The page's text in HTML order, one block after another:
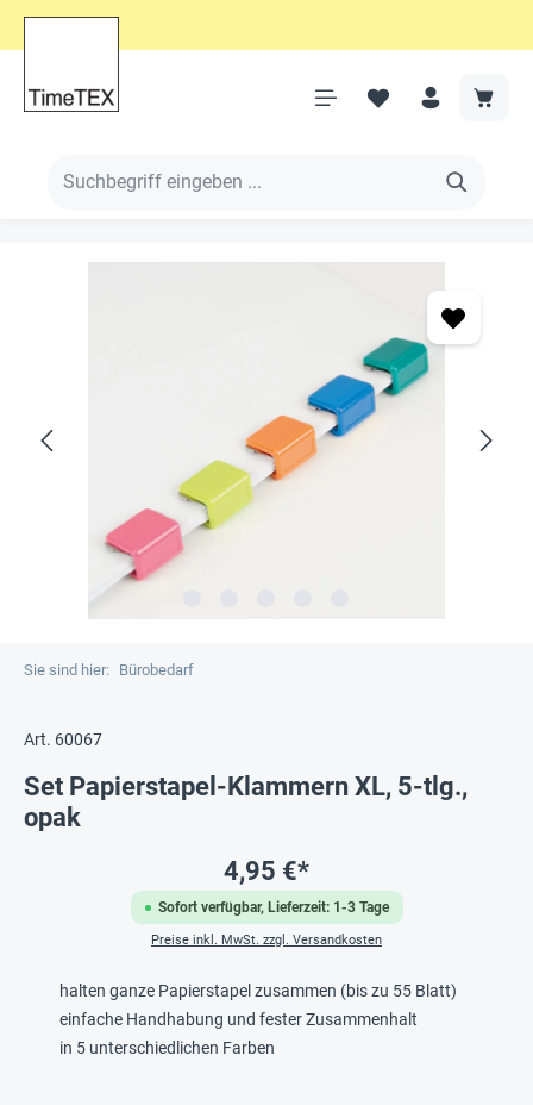
Sie sind hier: Bürobedarf
Art. 60067
Set Papierstapel-Klammern XL, 5-tlg.,
opak
Sofort verfügbar, Lieferzeit: 1-3 Tage
4,95 €*
Preise inkl. MwSt. zzgl. Versandkosten
halten ganze Papierstapel zusammen (bis zu 55 Blatt)
einfache Handhabung und fester Zusammenhalt
in 5 unterschiedlichen Farben